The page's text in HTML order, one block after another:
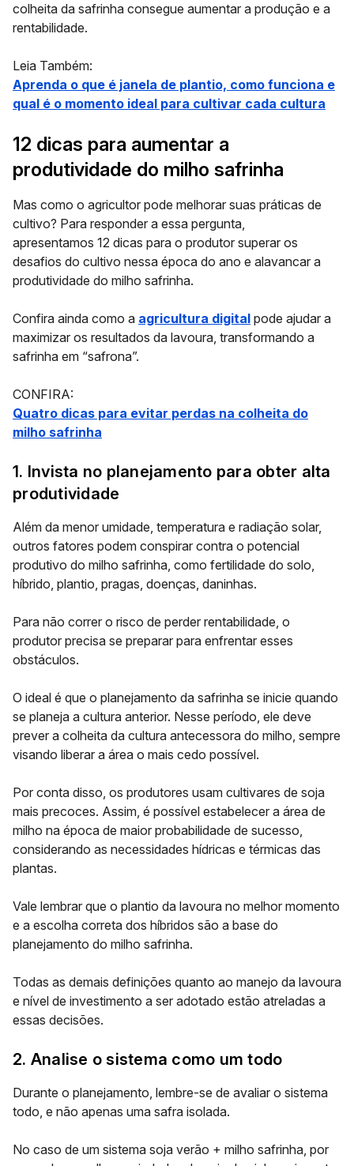
colheita da safrinha consegue aumentar a produção e a
rentabilidade.
Leia Também:
Aprenda o que é janela de plantio, como funciona e
qual é o momento ideal para cultivar cada cultura
12 dicas para aumentar a
produtividade do milho safrinha
Mas como o agricultor pode melhorar suas práticas de
cultivo? Para responder a essa pergunta,
apresentamos 12 dicas para o produtor superar os
desafios do cultivo nessa época do ano e alavancar a
produtividade do milho safrinha.
Confira ainda como a agricultura digital pode ajudar a
maximizar os resultados da lavoura, transformando a
safrinha em “safrona”.
CONFIRA:
Quatro dicas para evitar perdas na colheita do
milho safrinha
1. Invista no planejamento para obter alta
produtividade
Além da menor umidade, temperatura e radiação solar,
outros fatores podem conspirar contra o potencial
produtivo do milho safrinha, como fertilidade do solo,
híbrido, plantio, pragas, doenças, daninhas.
Para não correr o risco de perder rentabilidade, o
produtor precisa se preparar para enfrentar esses
obstáculos.
O ideal é que o planejamento da safrinha se inicie quando
se planeja a cultura anterior. Nesse período, ele deve
prever a colheita da cultura antecessora do milho, sempre
visando liberar a área o mais cedo possível.
Por conta disso, os produtores usam cultivares de soja
mais precoces. Assim, é possível estabelecer a área de
milho na época de maior probabilidade de sucesso,
considerando as necessidades hídricas e térmicas das
plantas.
Vale lembrar que o plantio da lavoura no melhor momento
e a escolha correta dos híbridos são a base do
planejamento do milho safrinha.
Todas as demais definições quanto ao manejo da lavoura
e nível de investimento a ser adotado estão atreladas a
essas decisões.
2. Analise o sistema como um todo
Durante o planejamento, lembre-se de avaliar o sistema
todo, e não apenas uma safra isolada.
No caso de um sistema soja verão + milho safrinha, por